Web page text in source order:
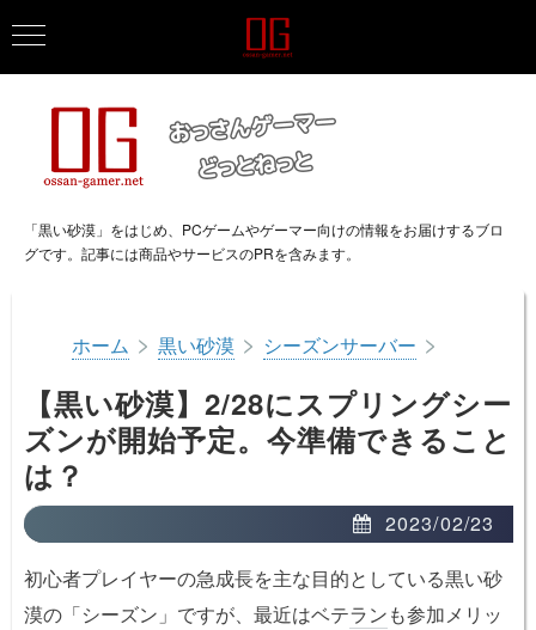
「黒い砂漠」をはじめ、PCゲームやゲーマー向けの情報をお届けするブロ
グです。記事には商品やサービスのPRを含みます。
ホーム > 黒い砂漠 > シーズンサーバー >
【黒い砂漠】2/28にスプリングシー
ズンが開始予定。今準備できること
は？
2023/02/23
初心者プレイヤーの急成長を主な目的としている黒い砂
漠の「シーズン」ですが、最近はベテランも参加メリッ